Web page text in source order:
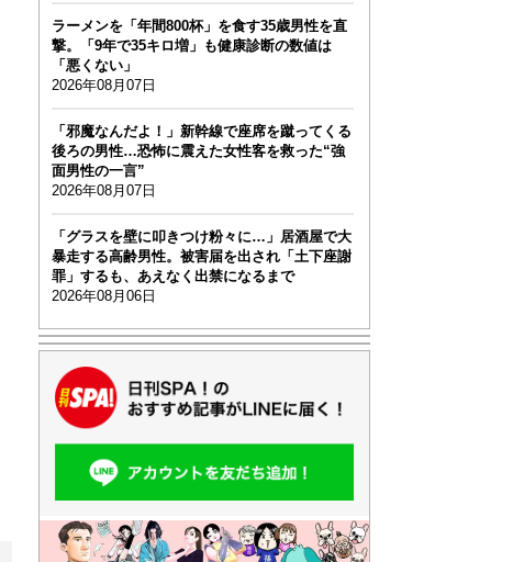
ラーメンを「年間800杯」を食す35歳男性を直
撃。「9年で35キロ増」も健康診断の数値は
「悪くない」
2026年08月07日
「邪魔なんだよ！」新幹線で座席を蹴ってくる
後ろの男性…恐怖に震えた女性客を救った“強
面男性の一言”
2026年08月07日
「グラスを壁に叩きつけ粉々に…」居酒屋で大
暴走する高齢男性。被害届を出され「土下座謝
罪」するも、あえなく出禁になるまで
2026年08月06日